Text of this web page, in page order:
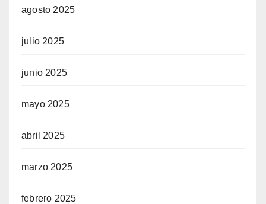
agosto 2025
julio 2025
junio 2025
mayo 2025
abril 2025
marzo 2025
febrero 2025